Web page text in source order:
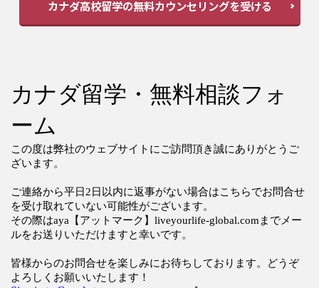
カナダ高校留学の無料カウンセリングを受ける